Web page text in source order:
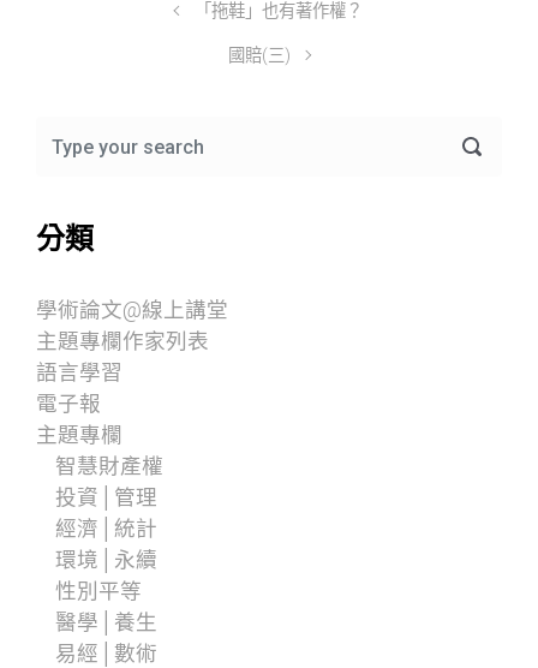
「拖鞋」也有著作權？
國賠(三)
分類
學術論文@線上講堂
主題專欄作家列表
語言學習
電子報
主題專欄
智慧財產權
投資│管理
經濟│統計
環境│永續
性別平等
醫學│養生
易經│數術